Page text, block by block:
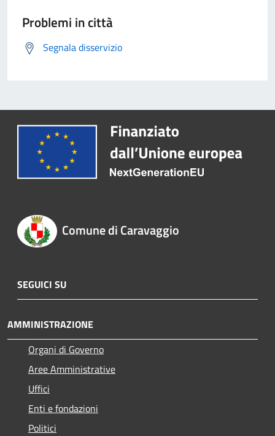
Problemi in città
Segnala disservizio
Comune di Caravaggio
SEGUICI SU
AMMINISTRAZIONE
Organi di Governo
Aree Amministrative
Uffici
Enti e fondazioni
Politici